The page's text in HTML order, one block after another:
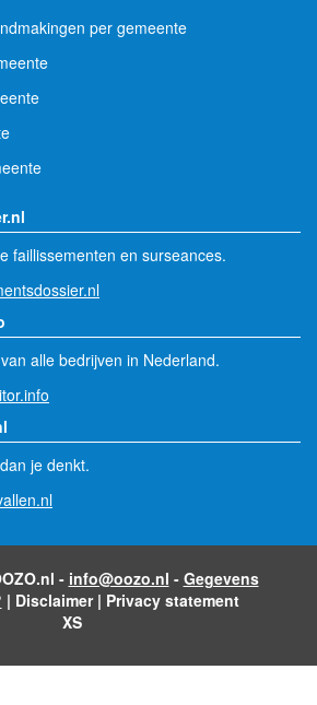
per gemeente
faillissementen en surseances.
alle bedrijven in Nederland.
je denkt.
- info@oozo.nl - Gegevens
| Disclaimer| Privacy statement
XS